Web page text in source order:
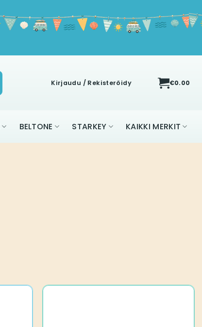
Kirjaudu / Rekisteröidy €0.00
BELTONE STARKEY KAIKKI MERKIT